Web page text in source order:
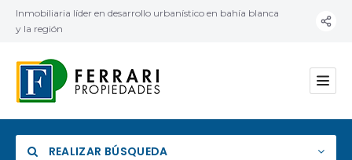
Inmobiliaria líder en desarrollo urbanístico en bahía blanca
y la región
REALIZAR BÚSQUEDA